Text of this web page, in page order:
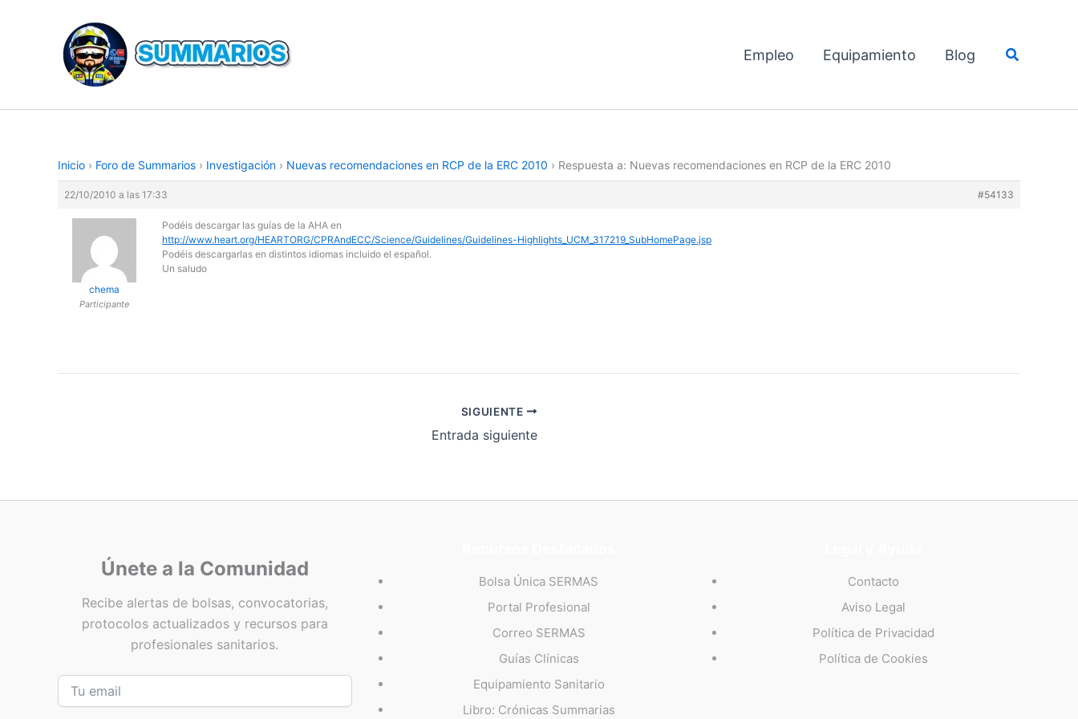
contenido
Empleo Equipamiento Blog Buscar
Inicio › Foro de Summarios › Investigación › Nuevas recomendaciones en RCP de la ERC 2010 › Respuesta a: Nuevas recomendaciones en RCP de la ERC 2010
22/10/2010 a las 17:33 #54133
chema
Participante
Podéis descargar las guías de la AHA en
http://www.heart.org/HEARTORG/CPRAndECC/Science/Guidelines/Guidelines-Highlights_UCM_317219_SubHomePage.jsp
Podéis descargarlas en distintos idiomas incluido el español.
Un saludo
SIGUIENTE
Entrada siguiente
Únete a la Comunidad
Recibe alertas de bolsas, convocatorias,
protocolos actualizados y recursos para
profesionales sanitarios.
Bolsa Única SERMAS
Portal Profesional
Correo SERMAS
Guías Clínicas
Equipamiento Sanitario
Libro: Crónicas Summarias
Contacto
Aviso Legal
Política de Privacidad
Política de Cookies